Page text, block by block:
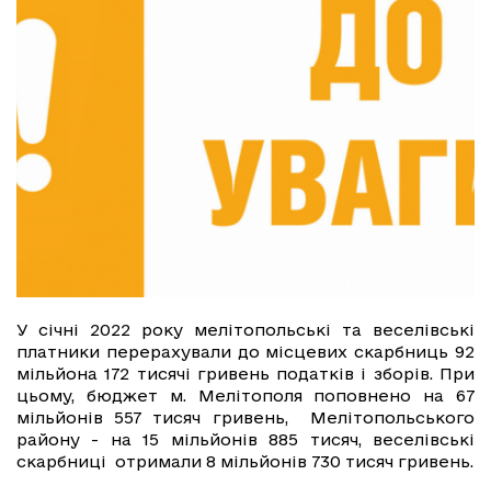
У січні 2022 року мелітопольські та веселівські
платники перерахували до місцевих скарбниць 92
мільйона 172 тисячі гривень податків і зборів. При
цьому, бюджет м. Мелітополя поповнено на 67
мільйонів 557 тисяч гривень, Мелітопольського
району - на 15 мільйонів 885 тисяч, веселівські
скарбниці отримали 8 мільйонів 730 тисяч гривень.